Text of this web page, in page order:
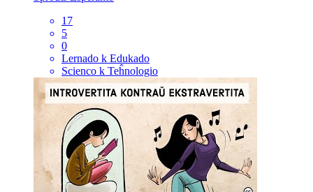
17
5
0
Lernado k Edukado
Scienco k Teĥnologio